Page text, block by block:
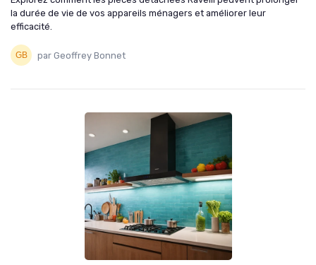
la durée de vie de vos appareils ménagers et améliorer leur
efficacité.
par Geoffrey Bonnet